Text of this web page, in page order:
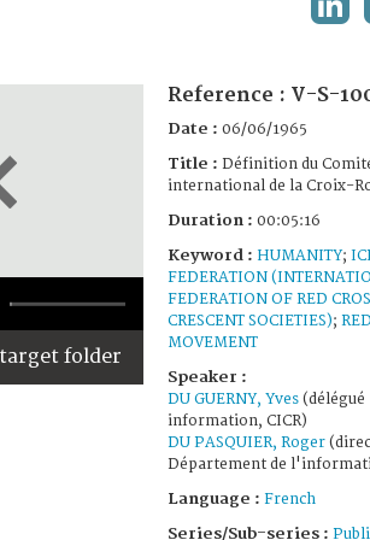
Reference : V-S-
Date : 06/06/1965
Title : Définition du
international de la Croix-
Duration : 00:05:16
Keyword : HUMANITY;
FEDERATION
FEDERATION OF RED
CRESCENT SOCIETIES);
MOVEMENT
Speaker :
DU GUERNY, Yves (délégué
information, CICR)
DU PASQUIER, Roger
Département de
Language : French
Series/Sub-series :